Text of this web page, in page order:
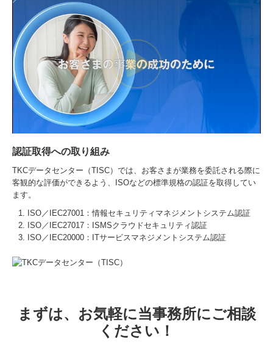
認証取得への取り組み
TKCデータセンター（TISC）では、お客さまが業務を委託される際に
客観的な評価ができるよう、ISOなどの標準規格の認証を取得してい
ます。
ISO／IEC27001：情報セキュリティマネジメントシステム認証
ISO／IEC27017：ISMSクラウドセキュリティ認証
ISO／IEC20000：ITサービスマネジメントシステム認証
まずは、お気軽に当事務所にご相談
ください！